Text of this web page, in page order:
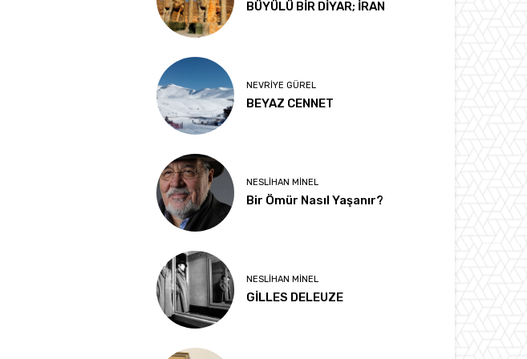
BÜYÜLÜ BİR DİYAR; İRAN
NEVRIYE GÜREL
BEYAZ CENNET
NESLIHAN MINEL
Bir Ömür Nasıl Yaşanır?
NESLIHAN MINEL
GİLLES DELEUZE